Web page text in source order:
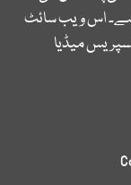
اس ویب سائٹ
میڈیا